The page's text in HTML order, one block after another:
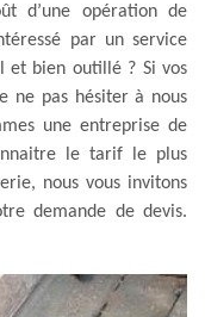
d’une opération de
par un service
et bien outillé ? Si vos
ne pas hésiter à nous
une entreprise de
le tarif le plus
nous vous invitons
demande de devis.